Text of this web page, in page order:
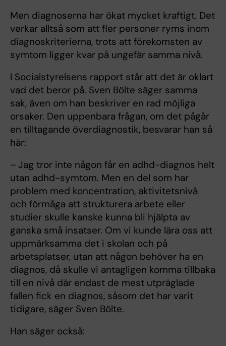
Men diagnoserna har ökat mycket kraftigt. Det
verkar alltså som att fler personer ryms inom
diagnoskriterierna, trots att förekomsten av
symtom ligger kvar på ungefär samma nivå.
I Socialstyrelsens rapport står att det är oklart
vad det beror på. Sven Bölte säger samma
sak, även om han beskriver en rad möjliga
orsaker. Den uppenbara frågan, om det pågår
en tilltagande överdiagnostik, besvarar han så
här:
– Jag tror inte någon får en adhd-diagnos helt
utan adhd-symtom. Men en del som har
problem med koncentration, aktivitetsnivå
och förmåga att strukturera arbete eller
studier skulle kanske kunna bli hjälpta av
ganska små insatser. Om vi kunde lära oss att
uppmärksamma det i skolan och på
arbetsplatser, utan att någon behöver ha en
diagnos, då skulle vi antagligen komma tillbaka
till en nivå där endast de mest utpräglade
fallen fick en diagnos, såsom det har varit
tidigare, säger Sven Bölte.
Han säger också: